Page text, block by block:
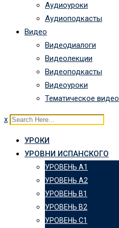
Аудиоуроки
Аудиоподкасты
Видео
Видеодиалоги
Видеолекции
Видеоподкасты
Видеоуроки
Тематическое видео
x
УРОКИ
УРОВНИ ИСПАНСКОГО
УРОВЕНЬ А1
УРОВЕНЬ А2
УРОВЕНЬ B1
УРОВЕНЬ B2
УРОВЕНЬ C1